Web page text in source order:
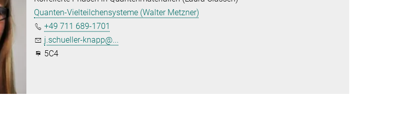
Quanten-Vielteilchensysteme (Walter Metzner)
+49 711 689-1701
j.schueller-knapp@...
5C4